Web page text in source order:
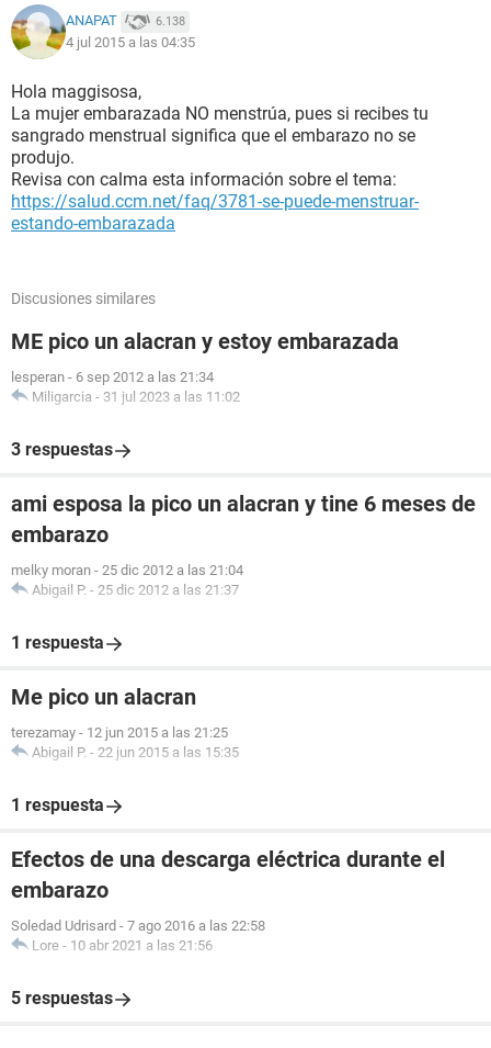
ANAPAT 6.138
4 jul 2015 a las 04:35
Hola maggisosa,
La mujer embarazada NO menstrúa, pues si recibes tu
sangrado menstrual significa que el embarazo no se
produjo.
Revisa con calma esta información sobre el tema:
https://salud.ccm.net/faq/3781-se-puede-menstruar-
estando-embarazada
Discusiones similares
ME pico un alacran y estoy embarazada
lesperan - 6 sep 2012 a las 21:34
Miligarcia - 31 jul 2023 a las 11:02
3 respuestas
ami esposa la pico un alacran y tine 6 meses de
embarazo
melky moran - 25 dic 2012 a las 21:04
Abigail P. - 25 dic 2012 a las 21:37
1 respuesta
Me pico un alacran
terezamay - 12 jun 2015 a las 21:25
Abigail P. - 22 jun 2015 a las 15:35
1 respuesta
Efectos de una descarga eléctrica durante el
embarazo
Soledad Udrisard - 7 ago 2016 a las 22:58
Lore - 10 abr 2021 a las 21:56
5 respuestas